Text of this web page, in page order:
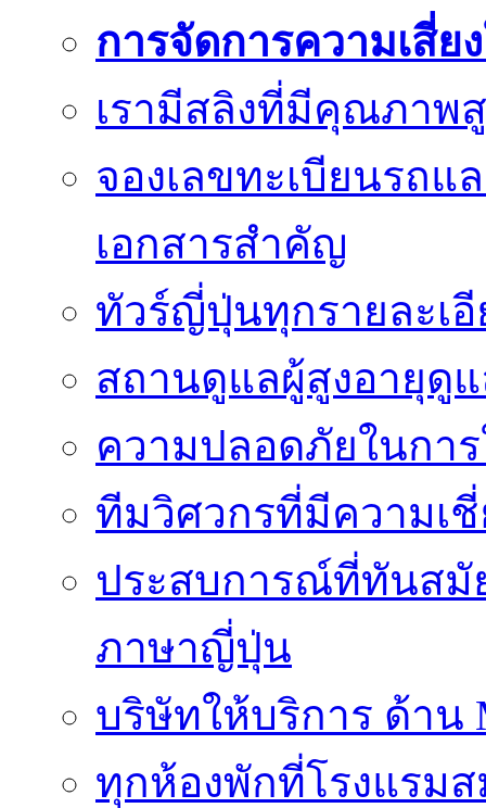
การจัดการความเสี่
เรามีสลิงที่มีคุณภาพ
จองเลขทะเบียนรถแ
เอกสารสำคัญ
ทัวร์ญี่ปุ่นทุกรายละเ
สถานดูแลผู้สูงอายุดู
ความปลอดภัยในกา
ทีมวิศวกรที่มีความเ
ประสบการณ์ที่ทันสมั
ภาษาญี่ปุ่น
บริษัทให้บริการ ด้าน
ทุกห้องพักที่โรงแรม